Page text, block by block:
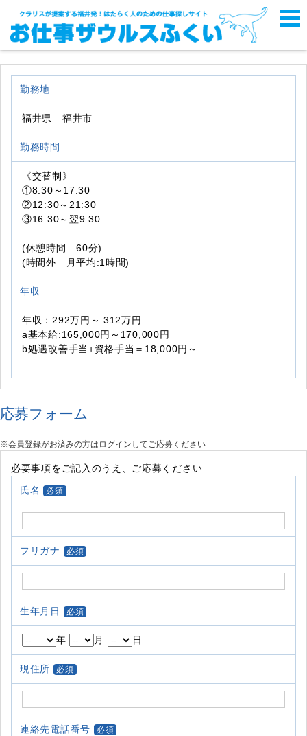
勤務地
福井県 福井市
勤務時間
《交替制》
①8:30～17:30
②12:30～21:30
③16:30～翌9:30
(休憩時間 60分)
(時間外 月平均:1時間)
年収
年収：292万円～ 312万円
a基本給:165,000円～170,000円
b処遇改善手当+資格手当＝18,000円～
応募フォーム
※会員登録がお済みの方はログインしてご応募ください
必要事項をご記入のうえ、ご応募ください
氏名
必須
フリガナ 必須
生年月日 必須
年 月 日
現住所 必須
連絡先電話番号 必須